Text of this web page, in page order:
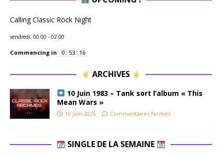
Calling Classic Rock Night
vendredi, 00:00 - 02:00
Commencing in: 0 : 53 : 15
ARCHIVES
10 Juin 1983 – Tank sort l’album « This
Mean Wars »
10 juin 2026 Commentaires fermés
SINGLE DE LA SEMAINE